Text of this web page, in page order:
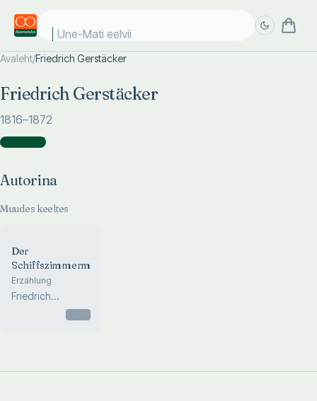
Une-Mati eelviim
Avaleht/Friedrich Gerstäcker
Friedrich Gerstäcker
1816–1872
Autorina )
Autorina
Muudes keeltes
Der
Schiffszimmermann
Erzählung
Friedrich